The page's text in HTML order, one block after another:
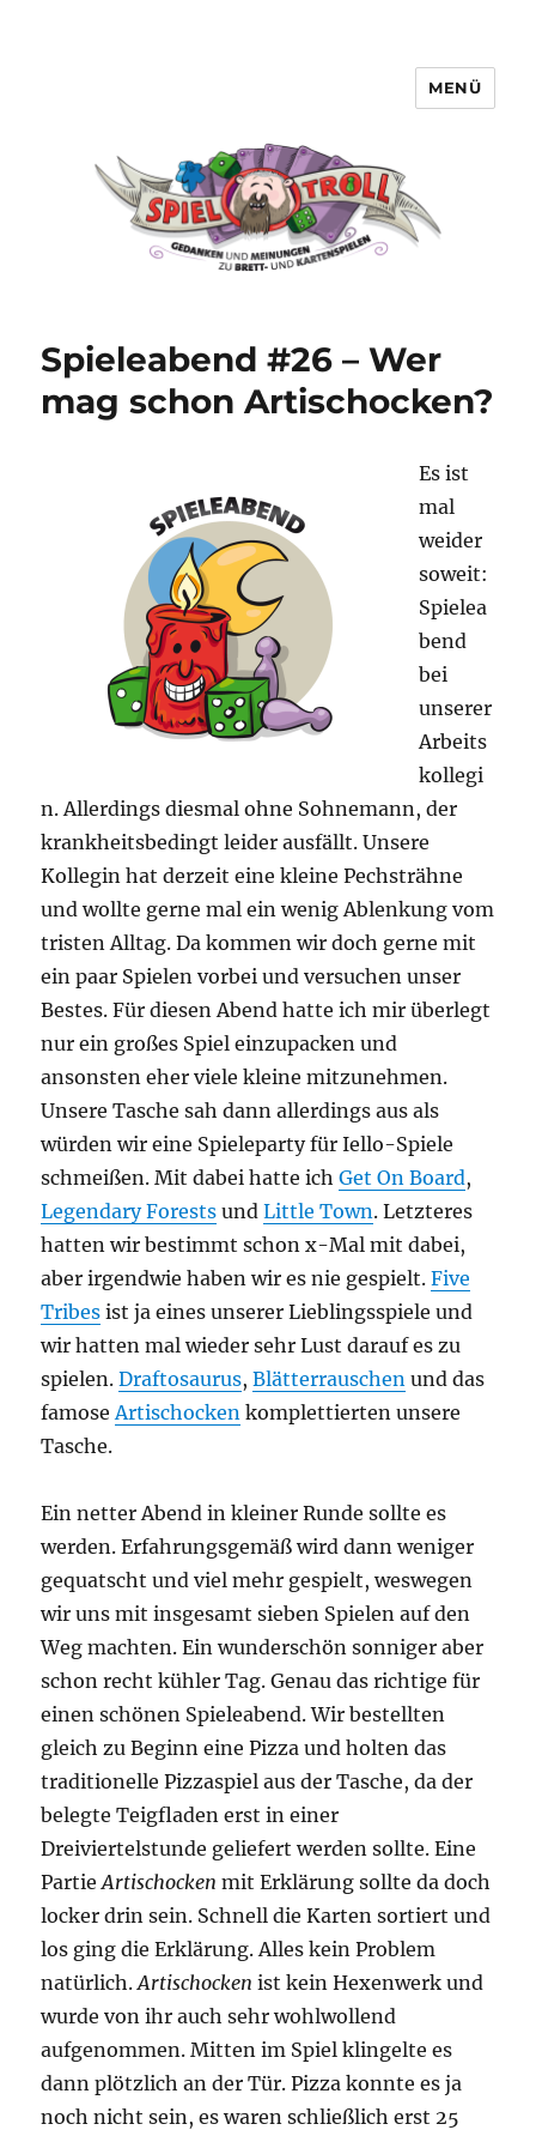
MENÜ
Spieleabend #26 – Wer
mag schon Artischocken?
Es ist
mal
weider
soweit:
Spielea
bend
bei
unserer
Arbeits
kollegi
n. Allerdings diesmal ohne Sohnemann, der
krankheitsbedingt leider ausfällt. Unsere
Kollegin hat derzeit eine kleine Pechsträhne
und wollte gerne mal ein wenig Ablenkung vom
tristen Alltag. Da kommen wir doch gerne mit
ein paar Spielen vorbei und versuchen unser
Bestes. Für diesen Abend hatte ich mir überlegt
nur ein großes Spiel einzupacken und
ansonsten eher viele kleine mitzunehmen.
Unsere Tasche sah dann allerdings aus als
würden wir eine Spieleparty für Iello-Spiele
schmeißen. Mit dabei hatte ichGet On Board,
Legendary Forests undLittle Town. Letzteres
hatten wir bestimmt schon x-Mal mit dabei,
aber irgendwie haben wir es nie gespielt.Five
Tribes ist ja eines unserer Lieblingsspiele und
wir hatten mal wieder sehr Lust darauf es zu
spielen.Draftosaurus,Blätterrauschen und das
famose Artischocken komplettierten unsere
Tasche.
Ein netter Abend in kleiner Runde sollte es
werden. Erfahrungsgemäß wird dann weniger
gequatscht und viel mehr gespielt, weswegen
wir uns mit insgesamt sieben Spielen auf den
Weg machten. Ein wunderschön sonniger aber
schon recht kühler Tag. Genau das richtige für
einen schönen Spieleabend. Wir bestellten
gleich zu Beginn eine Pizza und holten das
traditionelle Pizzaspiel aus der Tasche, da der
belegte Teigfladen erst in einer
Dreiviertelstunde geliefert werden sollte. Eine
PartieArtischocken mit Erklärung sollte da doch
locker drin sein. Schnell die Karten sortiert und
los ging die Erklärung. Alles kein Problem
natürlich.Artischocken ist kein Hexenwerk und
wurde von ihr auch sehr wohlwollend
aufgenommen. Mitten im Spiel klingelte es
dann plötzlich an der Tür. Pizza konnte es ja
noch nicht sein, es waren schließlich erst 25